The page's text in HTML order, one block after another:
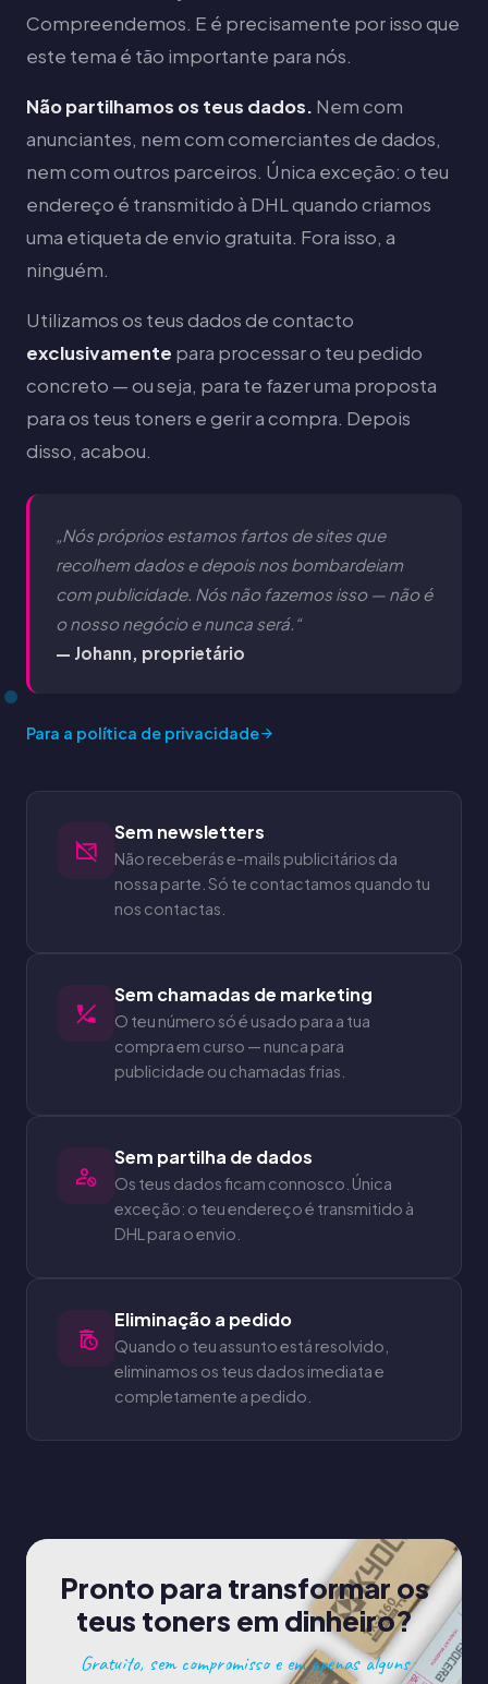
Compreendemos. E é precisamente por isso que
este tema é tão importante para nós.
Não partilhamos os teus dados. Nem com
anunciantes, nem com comerciantes de dados,
nem com outros parceiros. Única exceção: o teu
endereço é transmitido à DHL quando criamos
uma etiqueta de envio gratuita. Fora isso, a
ninguém.
Utilizamos os teus dados de contacto
exclusivamente para processar o teu pedido
concreto — ou seja, para te fazer uma proposta
para os teus toners e gerir a compra. Depois
disso, acabou.
„Nós próprios estamos fartos de sites que
recolhem dados e depois nos bombardeiam
com publicidade. Nós não fazemos isso — não é
o nosso negócio e nunca será.“
— Johann, proprietário
Para a política de privacidade
Sem newsletters
Não receberás e-mails publicitários da
nossa parte. Só te contactamos quando tu
nos contactas.
Sem chamadas de marketing
O teu número só é usado para a tua
compra em curso — nunca para
publicidade ou chamadas frias.
Sem partilha de dados
Os teus dados ficam connosco. Única
exceção: o teu endereço é transmitido à
DHL para o envio.
Eliminação a pedido
Quando o teu assunto está resolvido,
eliminamos os teus dados imediata e
completamente a pedido.
Pronto para transformar os
teus toners em dinheiro?
Gratuito, sem compromisso e em apenas alguns